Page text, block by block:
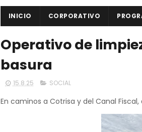
INICIO CORPORATIVO
Operativo de
basura
15.8.25 SOCIAL
En caminos a Cotrisa y del Canal